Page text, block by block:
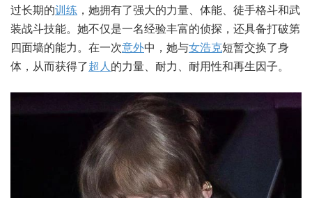
过长期的训练 ，她拥有了强大的力量、体能、徒手格斗和武
装战斗技能。她不仅是一名经验丰富的侦探，还具备打破第
四面墙的能力。在一次意外中，她与女浩克短暂交换了身
体，从而获得了超人的力量、耐力、耐用性和再生因子。